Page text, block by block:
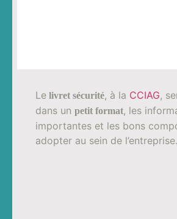
Le livret sécurité, à la CCIAG,
dans unpetit format, les
importantes et les bons
adopter au sein de l’entreprise.